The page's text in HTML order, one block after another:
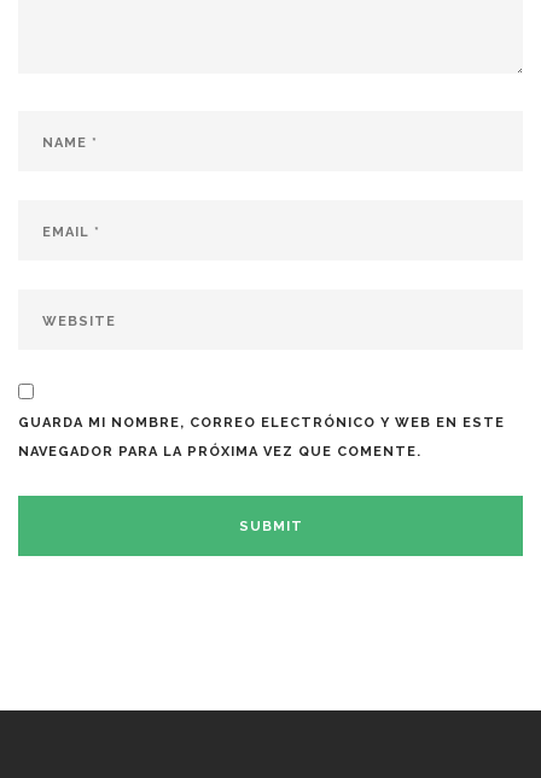
GUARDA MI NOMBRE, CORREO ELECTRÓNICO Y WEB EN ESTE
NAVEGADOR PARA LA PRÓXIMA VEZ QUE COMENTE.